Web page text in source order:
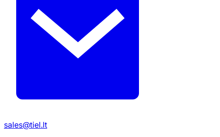
sales@tiel.lt